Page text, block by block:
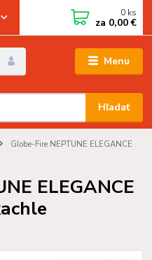
Menu
Hľadať
0 ks
za 0,00 €
Globe-Fire NEPTUNE ELEGANCE
ELEGANCE